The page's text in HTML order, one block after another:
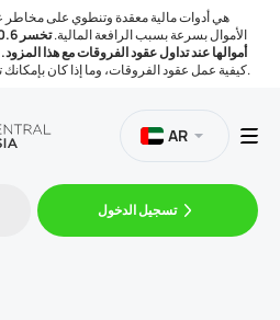
الأموال بسرعة بسبب الرافعة المالية.
أموالها عند تداول عقود الفروقات مع هذا المزود.
كيفية عمل عقود الفروقات، وما إذا كان بإمكانك تحمل المخاطر العالية لفقدان أموالك.
AR
تسجيل الدخول